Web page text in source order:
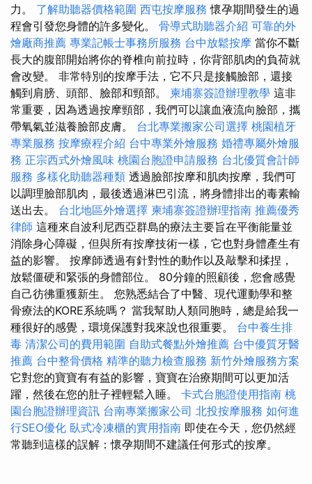
力。 了解助聽器價格範圍 西屯按摩服務懷孕期間發生的過
程會引發您身體的許多變化。 骨導式助聽器介紹 可靠的外
燴廠商推薦 專業記帳士事務所服務 台中放鬆按摩 當你不斷
長大的腹部開始將你的脊椎向前拉時，你背部肌肉的負荷就
會改變。 非常特別的按摩手法，它不只是接觸臉部，還接
觸到肩膀、頭部、臉部和頸部。 柬埔寨簽證辦理教學 這非
常重要，因為透過按摩頸部，我們可以讓血液流向臉部，攜
帶氧氣並滋養臉部皮膚。 台北專業搬家公司選擇 桃園植牙
專業服務 按摩療程介紹 台中專業外燴服務 婚禮專屬外燴服
務 正宗西式外燴風味 桃園台胞證申請服務 台北優質會計師
服務 多樣化助聽器種類 透過臉部按摩和肌肉按摩，我們可
以調理臉部肌肉，最後透過淋巴引流，將身體排出的毒素輸
送出去。 台北地區外燴選擇 柬埔寨簽證辦理指南 推薦優秀
律師 這種來自波利尼西亞群島的療法主要旨在平衡能量並
消除身心障礙，但與所有按摩技術一樣，它也對身體產生有
益的影響。 按摩師透過有針對性的動作以及敲擊和揉捏，
放鬆僵硬和緊張的身體部位。 80分鐘的照顧後，您會感覺
自己彷彿重獲新生。 您熟悉結合了中醫、現代運動學和整
骨療法的KORE系統嗎？ 當我幫助人類同胞時，總是給我一
種很好的感覺，環境保護對我來說也很重要。 台中養生排
毒 清潔公司的費用範圍 自助式餐點外燴推薦 台中優質牙醫
推薦 台中整骨價格 精準的聽力檢查服務 新竹外燴服務方案
它對您的寶寶有有益的影響，寶寶在治療期間可以更加活
躍，然後在您的肚子裡輕鬆入睡。 卡式台胞證使用指南 桃
園台胞證辦理資訊 台南專業搬家公司 北投按摩服務 如何進
行SEO優化 臥式冷凍櫃的實用指南 即使在今天，您仍然經
常聽到這樣的誤解：懷孕期間不建議任何形式的按摩。